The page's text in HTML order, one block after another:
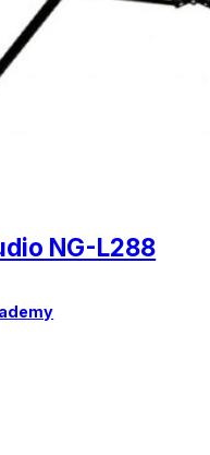
NG-L288